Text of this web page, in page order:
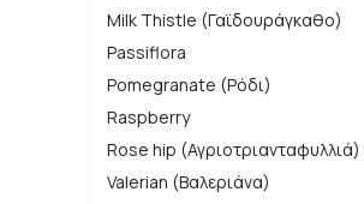
Milk Thistle (Γαϊδουράγκαθο)
Passiflora
Pomegranate (Ρόδι)
Raspberry
Rose hip (Αγριοτριανταφυλλιά)
Valerian (Βαλεριάνα)